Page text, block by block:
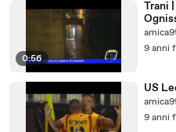
0:56
Trani
9 anni
9 anni